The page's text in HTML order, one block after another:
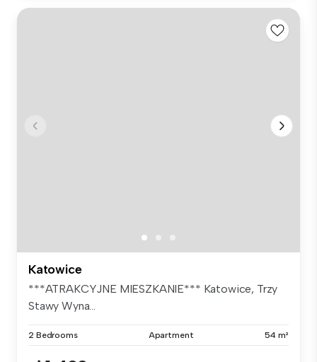
Katowice
***ATRAKCYJNE MIESZKANIE*** Katowice, Trzy
Stawy Wyna...
2 Bedrooms Apartment 54 m²